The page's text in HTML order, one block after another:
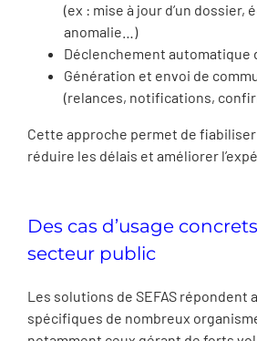
(ex : mise à jour d’un dossier,
anomalie…)
Déclenchement automatique
Génération et envoi de
(relances, notifications,
Cette approche permet de
réduire les délais et améliorer
Des cas d’usage
secteur public
Les solutions de SEFAS répondent
spécifiques de nombreux